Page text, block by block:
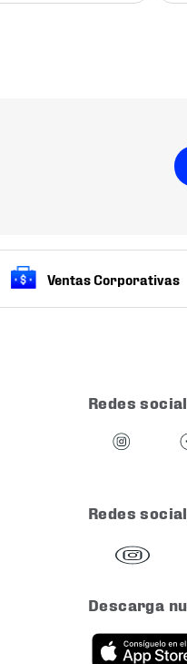
Ventas Corporativas
Redes
Redes
Descarga